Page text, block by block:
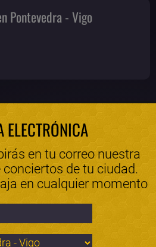
Pontevedra - Vigo
ELECTRÓNICA
en tu correo nuestra
conciertos de tu ciudad.
en cualquier momento